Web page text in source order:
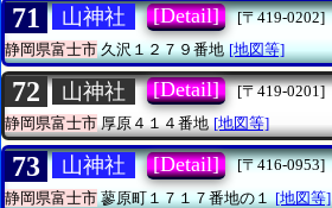
71 山神社 [Detail]
[〒419-0202]
静岡県富士市久沢１２７９番地 [地図等]
72 山神社 [Detail]
[〒419-0201]
静岡県富士市厚原４１４番地 [地図等]
73 山神社 [Detail]
[〒416-0953]
静岡県富士市蓼原町１７１７番地の１ [地図等]